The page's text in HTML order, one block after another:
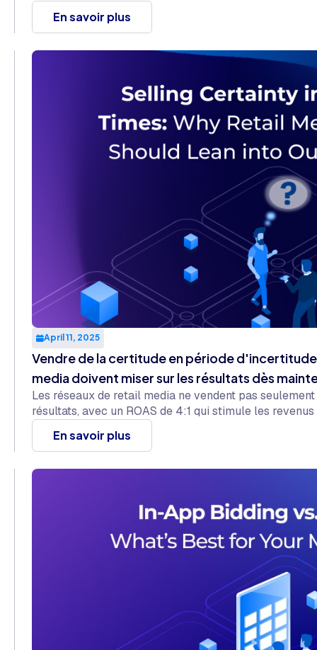
En savoir plus
April 11, 2025
Vendre de la certitude en période
media doivent miser sur les résultats dès
Les réseaux de retail media ne vendent pas
résultats, avec un ROAS de 4:1 qui stimule les
En savoir plus